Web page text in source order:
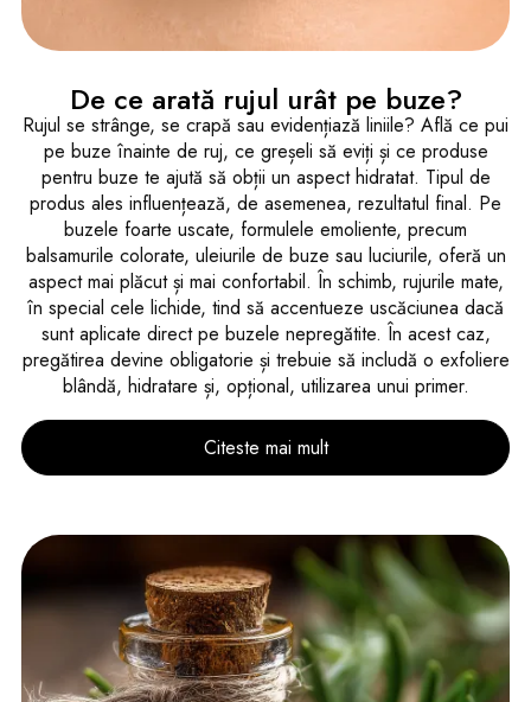
De ce arată rujul urât pe buze?
Rujul se strânge, se crapă sau evidențiază liniile? Află ce pui
pe buze înainte de ruj, ce greșeli să eviți și ce produse
pentru buze te ajută să obții un aspect hidratat. Tipul de
produs ales influențează, de asemenea, rezultatul final. Pe
buzele foarte uscate, formulele emoliente, precum
balsamurile colorate, uleiurile de buze sau luciurile, oferă un
aspect mai plăcut și mai confortabil. În schimb, rujurile mate,
în special cele lichide, tind să accentueze uscăciunea dacă
sunt aplicate direct pe buzele nepregătite. În acest caz,
pregătirea devine obligatorie și trebuie să includă o exfoliere
blândă, hidratare și, opțional, utilizarea unui primer.
Citeste mai mult